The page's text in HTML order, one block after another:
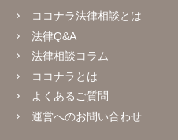
ココナラ法律相談とは
法律Q&A
法律相談コラム
ココナラとは
よくあるご質問
運営へのお問い合わせ